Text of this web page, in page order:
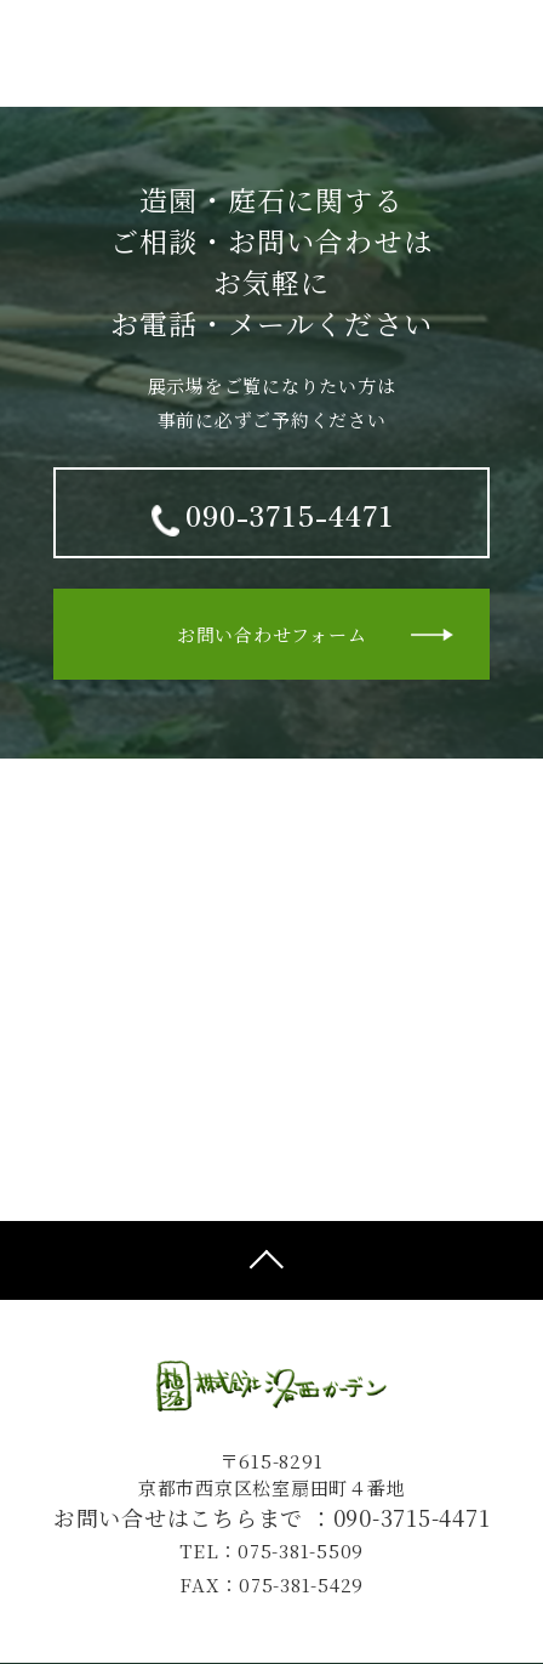
造園・庭石に関する
ご相談・お問い合わせは
お気軽に
お電話・メールください
展示場をご覧になりたい方は
事前に必ずご予約ください
090-3715-4471
お問い合わせフォーム
〒615-8291
京都市西京区松室扇田町４番地
お問い合せはこちらまで ： 090-3715-4471
TEL：075-381-5509
FAX：075-381-5429